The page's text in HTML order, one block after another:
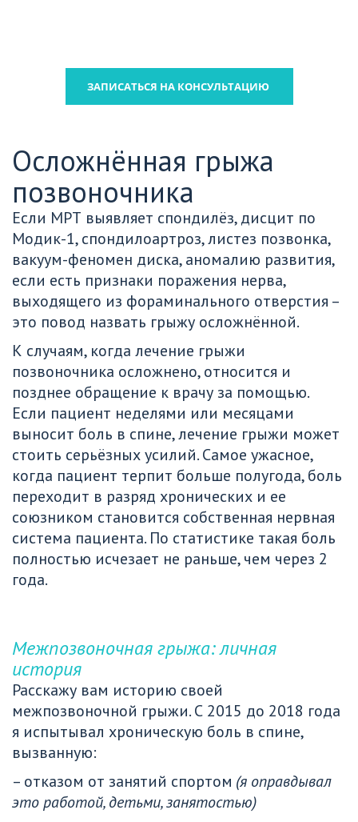
ЗАПИСАТЬСЯ НА КОНСУЛЬТАЦИЮ
Осложнённая грыжа
позвоночника
Если МРТ выявляет спондилёз, дисцит по
Модик-1, спондилоартроз, листез позвонка,
вакуум-феномен диска, аномалию развития,
если есть признаки поражения нерва,
выходящего из фораминального отверстия –
это повод назвать грыжу осложнённой.
К случаям, когда лечение грыжи
позвоночника осложнено, относится и
позднее обращение к врачу за помощью.
Если пациент неделями или месяцами
выносит боль в спине, лечение грыжи может
стоить серьёзных усилий. Самое ужасное,
когда пациент терпит больше полугода, боль
переходит в разряд хронических и ее
союзником становится собственная нервная
система пациента. По статистике такая боль
полностью исчезает не раньше, чем через 2
года.
Межпозвоночная грыжа: личная
история
Расскажу вам историю своей
межпозвоночной грыжи. С 2015 до 2018 года
я испытывал хроническую боль в спине,
вызванную:
– отказом от занятий спортом (я оправдывал
это работой, детьми, занятостью)